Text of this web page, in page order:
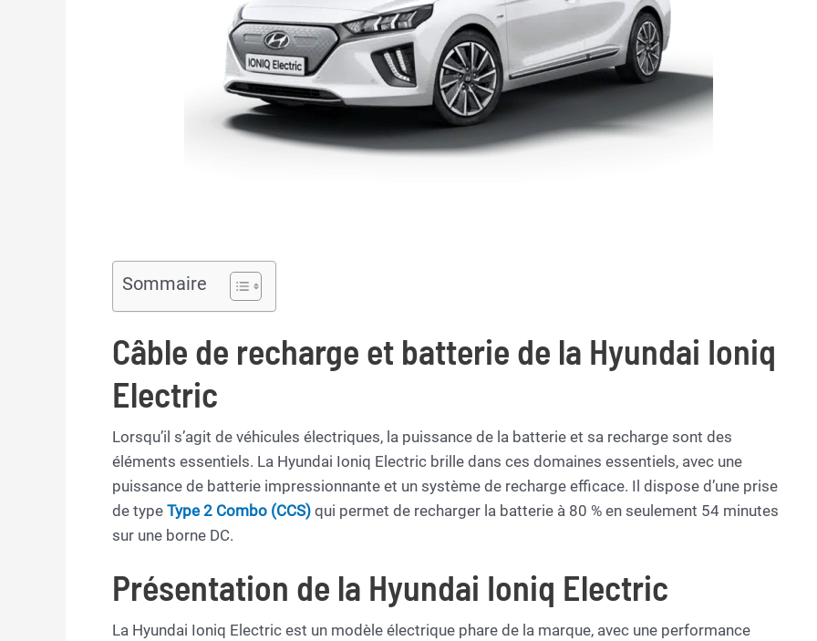
Sommaire
Câble de recharge et batterie de la Hyundai Ioniq
Electric
Lorsqu’il s’agit de véhicules électriques, la puissance de la batterie et sa recharge sont des
éléments essentiels. La Hyundai Ioniq Electric brille dans ces domaines essentiels, avec une
puissance de batterie impressionnante et un système de recharge efficace. Il dispose d’une prise
de type Type 2 Combo (CCS) qui permet de recharger la batterie à 80 % en seulement 54 minutes
sur une borne DC.
Présentation de la Hyundai Ioniq Electric
La Hyundai Ioniq Electric est un modèle électrique phare de la marque, avec une performance